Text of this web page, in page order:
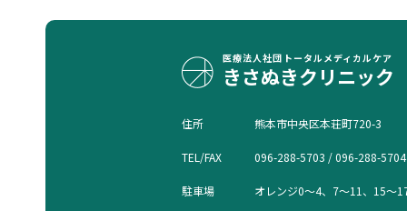
医療法人社団 トータルメディカルケア
きさぬきクリニック
住所 熊本市中央区本荘町720-3
TEL/FAX 096-288-5703 / 096-288-5704
駐車場 オレンジ0〜4、7〜11、15〜